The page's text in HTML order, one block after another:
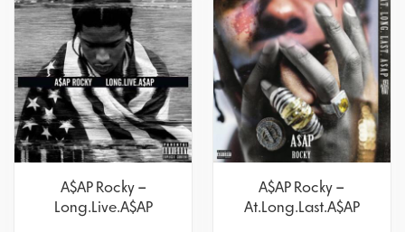
A$AP Rocky –
At.Long.Last.A$AP
A$AP Rocky –
Long.Live.A$AP